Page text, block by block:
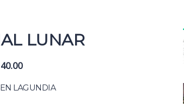
LUNAR
El
actual
LAGUNDIA